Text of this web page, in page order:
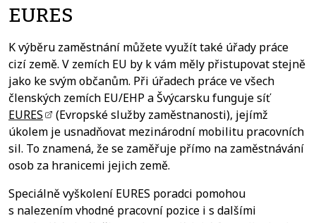
EURES
K výběru zaměstnání můžete využít také úřady práce
cizí země. V zemích EU by k vám měly přistupovat stejně
jako ke svým občanům. Při úřadech práce ve všech
členských zemích EU/EHP a Švýcarsku funguje síť
EURES
(Evropské služby zaměstnanosti), jejímž
úkolem je usnadňovat mezinárodní mobilitu pracovních
sil. To znamená, že se zaměřuje přímo na zaměstnávání
osob za hranicemi jejich země.
Speciálně vyškolení EURES poradci pomohou
s nalezením vhodné pracovní pozice i s dalšími